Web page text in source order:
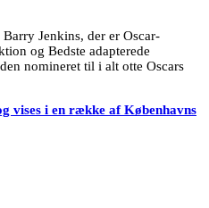
Jenkins, der er Oscar-
og Bedste adapterede
nomineret til i alt otte Oscars
vises i en række af Københavns